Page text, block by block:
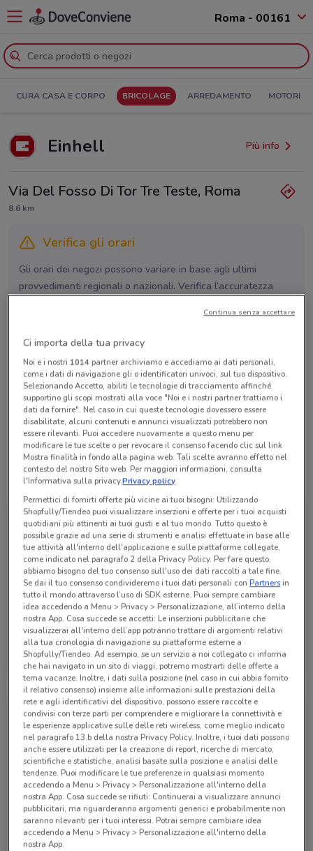
Roma - 00161
CURA CASA E CORPO BRICOLAGE ARREDAMENTO MOTORI
Einhell Più info
Via Del Fosso Di Tor Tre Teste, Roma
8.6 km
Verifica gli orari
Gli orari dei negozi possono variare in base agli ultimi
provvedimenti regionali o nazionali. Verifica l’accuratezza
Lunedì n.d.
Martedì n.d.
Mercoledì n.d.
Giovedì n.d.
Venerdì n.d.
Sabato n.d.
Domenica n.d.
06/227471
Pratiko Act Srl
Tutte le promozioni di questo negozio
Einhell
Scade il 31/12 2.3 km
Einhell
Ci importa della tua privacy
Noi e i nostri 1014partner archiviamo e accediamo ai dati personali,
come i dati di navigazione gli o identificatori univoci, sul tuo dispositivo.
Selezionando Accetto, abiliti le tecnologie di tracciamento affinché
supportino gli scopi mostrati alla voce "Noi e i nostri partner trattiamo i
dati da fornire". Nel caso in cui queste tecnologie dovessero essere
disabilitate, alcuni contenuti e annunci visualizzati potrebbero non
essere rilevanti. Puoi accedere nuovamente a questo menu per
modificare le tue scelte o per revocare il consenso facendo clic sul link
Mostra finalità in fondo alla pagina web. Tali scelte avranno effetto nel
contesto del nostro Sito web. Per maggiori informazioni, consulta
l'Informativa sulla privacy.Privacy policy
Permettici di fornirti offerte più vicine ai tuoi bisogni: Utilizzando
Shopfully/Tiendeo puoi visualizzare inserzioni e offerte per i tuoi acquisti
quotidiani più attinenti ai tuoi gusti e al tuo mondo. Tutto questo è
possibile grazie ad una serie di strumenti e analisi effettuate in base alle
tue attività all'interno dell'applicazione e sulle piattaforme collegate,
come indicato nel paragrafo 2 della Privacy Policy. Per fare questo,
abbiamo bisogno del tuo consenso sull'uso dei dati raccolti a tale fine.
Se dai il tuo consenso condivideremo i tuoi dati personali conPartnersin
tutto il mondo attraverso l’uso di SDK esterne. Puoi sempre cambiare
idea accedendo a Menu > Privacy > Personalizzazione, all’interno della
nostra App. Cosa succede se accetti: Le inserzioni pubblicitarie che
visualizzerai all'interno dell’app potranno trattare di argomenti relativi
alla tua cronologia di navigazione su piattaforme esterne a
Shopfully/Tiendeo. Ad esempio, se un servizio a noi collegato ci informa
che hai navigato in un sito di viaggi, potremo mostrarti delle offerte a
tema vacanze. Inoltre, i dati sulla posizione (nel caso in cui abbia fornito
il relativo consenso) insieme alle informazioni sulle prestazioni della
rete e agli identificativi del dispositivo, possono essere raccolte e
condivisi con terze parti per comprendere e migliorare la connettività e
le esperienze applicative sulle delle reti wireless, come meglio indicato
nel paragrafo 13.b della nostra Privacy Policy. Inoltre, i tuoi dati possono
anche essere utilizzati per la creazione di report, ricerche di mercato,
scientifiche e statistiche, analisi basate sulla posizione e analisi delle
tendenze. Puoi modificare le tue preferenze in qualsiasi momento
accedendo a Menu > Privacy > Personalizzazione all'interno della
nostra App. Cosa succede se rifiuti: Continuerai a visualizzare annunci
pubblicitari, ma riguarderanno argomenti generici e probabilmente non
saranno rilevanti per i tuoi interessi. Potrai sempre cambiare idea
accedendo a Menu > Privacy > Personalizzazione all'interno della
nostra App.
Continua senza accettare